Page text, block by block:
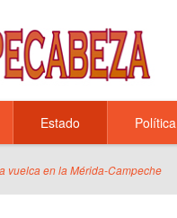
Estado Política
vuelca en la Mérida-Campeche